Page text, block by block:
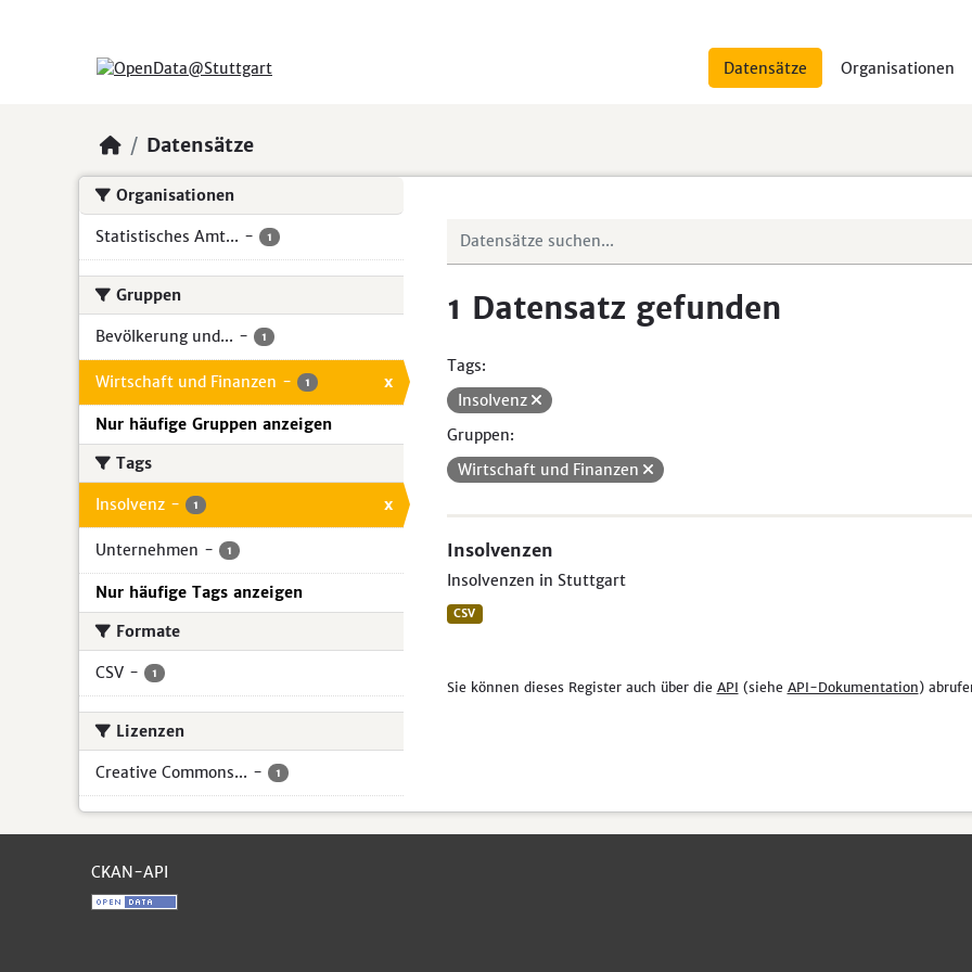
Datensätze Organisationen
Datensätze
Organisationen
Statistisches Amt... - 1
Gruppen
Bevölkerung und... - 1
Wirtschaft und Finanzen - 1 x
Nur häufige Gruppen anzeigen
Tags
Insolvenz - 1 x
Unternehmen - 1
Nur häufige Tags anzeigen
Formate
CSV - 1
Lizenzen
Creative Commons... - 1
1 Datensatz gefunden
Tags:
Insolvenz
Gruppen:
Wirtschaft und Finanzen
Insolvenzen
Insolvenzen in Stuttgart
CSV
Sie können dieses Register auch über die API (siehe API-Dokumentation)
CKAN-API